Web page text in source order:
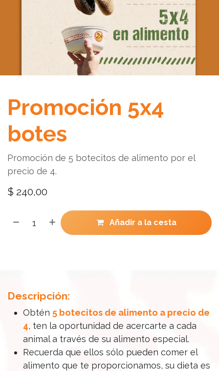
Promoción 5x4
botes
Promoción de 5 botecitos de alimento por el
precio de 4.
$ 240,00
Añadir a la cesta
Descripción:
Obtén 5 botecitos de alimento a precio de
4, ten la oportunidad de acercarte a cada
animal a través de su alimento especial.
Recuerda que ellos sólo pueden comer el
alimento que te proporcionamos, su dieta es